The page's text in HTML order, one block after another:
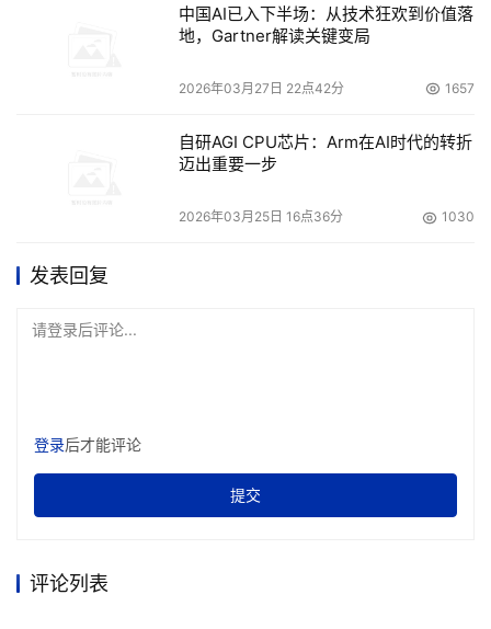
中国AI已入下半场：从技术狂欢到价值落
地，Gartner解读关键变局
2026年03月27日 22点42分 1657
自研AGI CPU芯片：Arm在AI时代的转折
迈出重要一步
2026年03月25日 16点36分 1030
发表回复
请登录后评论...
登录后才能评论
提交
评论列表